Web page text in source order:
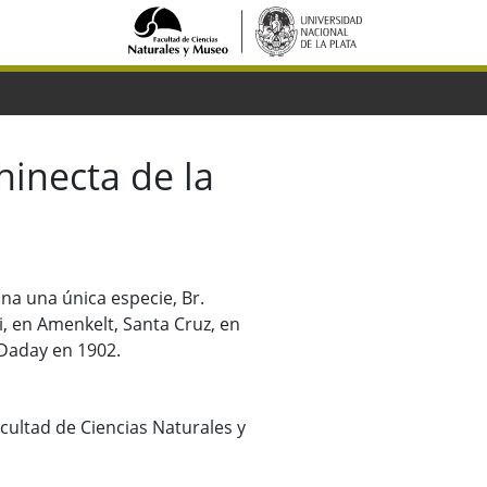
de la
una única especie, Br.
Amenkelt, Santa Cruz, en
en 1902.
de Ciencias Naturales y